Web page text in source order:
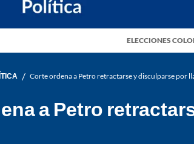
ELECCIONES
/ Corte ordena a Petro retractarse y disculparse por
a Petro